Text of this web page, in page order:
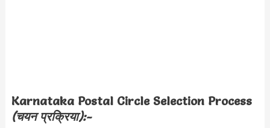
Karnataka Postal Circle Selection Process
(चयन प्रक्रिया):-